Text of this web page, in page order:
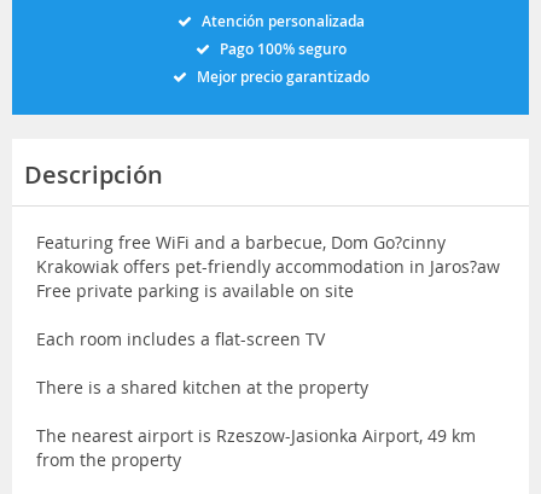
Atención personalizada
Pago 100% seguro
Mejor precio garantizado
Descripción
Featuring free WiFi and a barbecue, Dom Go?cinny
Krakowiak offers pet-friendly accommodation in Jaros?aw
Free private parking is available on site
Each room includes a flat-screen TV
There is a shared kitchen at the property
The nearest airport is Rzeszow-Jasionka Airport, 49 km
from the property